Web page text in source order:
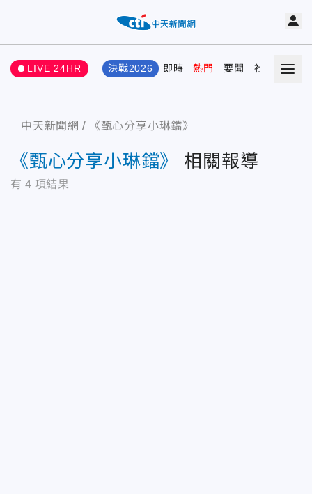
LIVE 24HR 決戰2026 即時 熱門 要聞 社會 娛樂
中天新聞網 《甄心分享小琳鐺》
《甄心分享小琳鐺》 相關報導
有 4 項結果